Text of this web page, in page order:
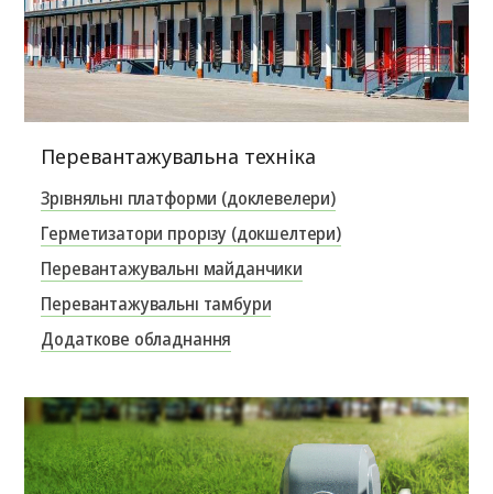
Перевантажувальна техніка
Зрівняльні платформи (доклевелери)
Герметизатори прорізу (докшелтери)
Перевантажувальні майданчики
Перевантажувальні тамбури
Додаткове обладнання